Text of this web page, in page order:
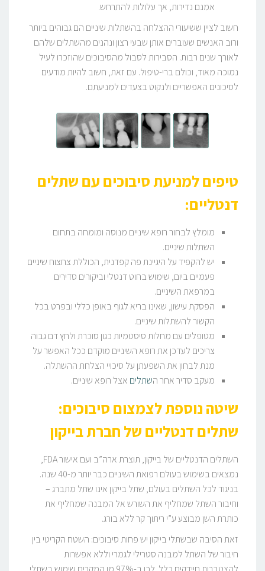
אמנם נדירות, אך עלולות להתרחש.
חשוב לציין ששיעורי ההצלחה בהשתלות שיניים הם גבוהים ביותר
ורוב האנשים שעוברים אותן שבעי רצון ונהנים מהשתלים שלהם
לאורך שנים רבות. הסבירות לסבול מהסיבוכים שהוזכרו לעיל
נמוכה מאוד, וכולם ברי-טיפול. עם זאת, חשוב להיות מודעים
לסיכונים האפשריים ולנקוט בצעדים למניעתם.
טיפים למניעת סיבוכים עם שתלים
דנטליים:
מומלץ לבחור רופא שיניים מנוסה ומומחה בתחום
השתלות שיניים.
יש להקפיד על היגיינת פה קפדנית, הכוללת צחצוח שיניים
פעמיים ביום, שימוש בחוט דנטלי וביקורים סדירים
במרפאת השיניים.
הפסקת עישון, שאינו בריא לגוף באופן כללי ובפרט בכל
הקשור להשתלות שיניים.
מטופלים עם מחלות סיסטמיות כגון סוכרת ולחץ דם גבוה
צריכים לעדכן את רופא השיניים מוקדם ככל האפשר על
מנת לבחון את השפעתן על סיכויי הצלחת ההשתלה.
מעקב סדיר אחר השתלים אצל רופא שיניים.
שיטה נוספת לצמצום סיבוכים:
שתלים דנטליים של חברת בייקון
השתלים הדנטליים של בייקון, תוצרת ארה”ב ועם אישור FDA,
נמצאים בשימוש בעולם רפואת השיניים כבר יותר מ-40 שנה.
בניגוד לכל השתלים בעולם, שתל בייקון אינו שתל מתברג –
וחיבור השתל שמחליף את השורש אל המבנה שמחליף את
כותרת השן מבוצע ע”י ריתוך קר ללא בורג.
זאת הסיבה שבשתלי בייקון יש פחות סיבוכים: השטח הקריטי בין
חיבור של השתל למבנה סטרילי לגמרי וללא אפשרות